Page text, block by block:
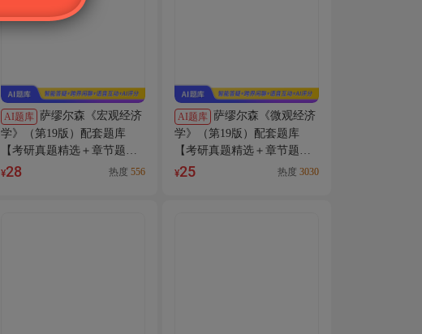
AI题库 萨缪尔森《宏观经济
学》（第19版）配套题库
【考研真题精选＋章节题
库】AI讲解
¥28 热度 556
AI题库 萨缪尔森《微观经济
学》（第19版）配套题库
【考研真题精选＋章节题
库】AI讲解
¥25 热度 3030